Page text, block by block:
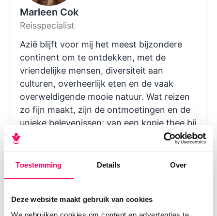
Toestemming Details Over
Deze website maakt gebruik van cookies
Marleen Cok
Reisspecialist
Azië blijft voor mij het meest bijzondere
continent om te ontdekken, met de
vriendelijke mensen, diversiteit aan
culturen, overheerlijk eten en de vaak
overweldigende mooie natuur. Wat reizen
zo fijn maakt, zijn de ontmoetingen en de
unieke belevenissen; van een kopje thee bij
een boerenfamilie tot zwemmen in een
idyllische waterval in de jungle.
Alle artikelen